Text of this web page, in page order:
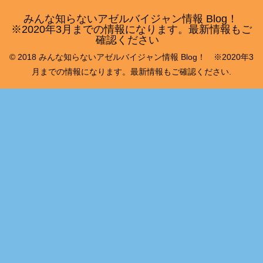
みんな知らないアゼルバイジャン情報 Blog！
※2020年3月までの情報になります。最新情報もご
確認ください
© 2018 みんな知らないアゼルバイジャン情報 Blog！ ※2020年3
月までの情報になります。最新情報もご確認ください.